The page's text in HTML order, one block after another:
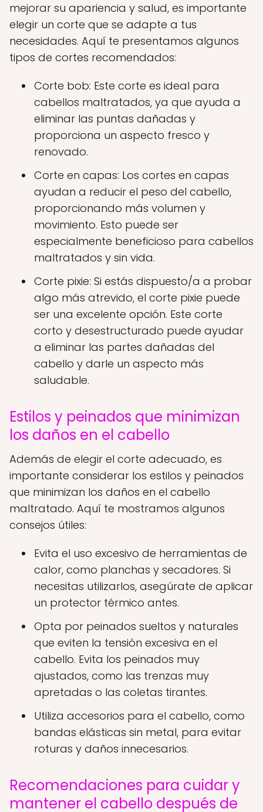
mejorar su apariencia y salud, es importante
elegir un corte que se adapte a tus
necesidades. Aquí te presentamos algunos
tipos de cortes recomendados:
Corte bob: Este corte es ideal para
cabellos maltratados, ya que ayuda a
eliminar las puntas dañadas y
proporciona un aspecto fresco y
renovado.
Corte en capas: Los cortes en capas
ayudan a reducir el peso del cabello,
proporcionando más volumen y
movimiento. Esto puede ser
especialmente beneficioso para cabellos
maltratados y sin vida.
Corte pixie: Si estás dispuesto/a a probar
algo más atrevido, el corte pixie puede
ser una excelente opción. Este corte
corto y desestructurado puede ayudar
a eliminar las partes dañadas del
cabello y darle un aspecto más
saludable.
Estilos y peinados que minimizan
los daños en el cabello
Además de elegir el corte adecuado, es
importante considerar los estilos y peinados
que minimizan los daños en el cabello
maltratado. Aquí te mostramos algunos
consejos útiles:
Evita el uso excesivo de herramientas de
calor, como planchas y secadores. Si
necesitas utilizarlos, asegúrate de aplicar
un protector térmico antes.
Opta por peinados sueltos y naturales
que eviten la tensión excesiva en el
cabello. Evita los peinados muy
ajustados, como las trenzas muy
apretadas o las coletas tirantes.
Utiliza accesorios para el cabello, como
bandas elásticas sin metal, para evitar
roturas y daños innecesarios.
Recomendaciones para cuidar y
mantener el cabello después de